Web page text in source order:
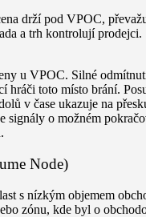
držípod VPOC,
a trh kontrolují prodejci.
u VPOC. Silné
hráči toto místo brání.
v čase ukazuje na
signály o možném
Node)
s nízkým objemem
zónu, kde byl o